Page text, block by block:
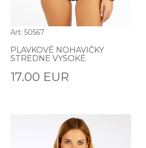
Art: 50567
PLAVKOVÉ NOHAVIČKY
STREDNE VYSOKÉ.
17.00 EUR